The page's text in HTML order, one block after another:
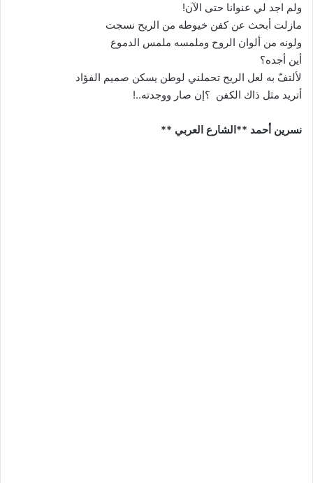
ولم اجد لي عنوانا حتى الآن!
مازلت أبحث عن كفن خيوطه من الريح نسجت
ولونه من ألوان الروح وملمسه ملمس الدموع
أين أجده؟
لألتفّ به لعل الريح تحملني لوطن يسكن صميم الفؤاد
أتريد مثل ذاك الكفن ؟إن صار ووجدته..!
نسرين أحمد **الشارع العربي **